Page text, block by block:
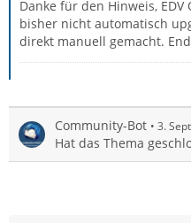
Danke für den Hinweis,
bisher nicht automatisch
direkt manuell gemacht.
Community-Bot 3.
Hat das Thema